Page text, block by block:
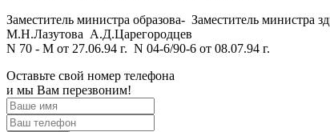
Заместитель министра образова- Заместитель
М.Н.Лазутова А.Д.Царегородцев
N 70 - М от 27.06.94 г. N 04-6/90-6 от 08.07.94 г.
Оставьте свой номер телефона
и мы Вам перезвоним!